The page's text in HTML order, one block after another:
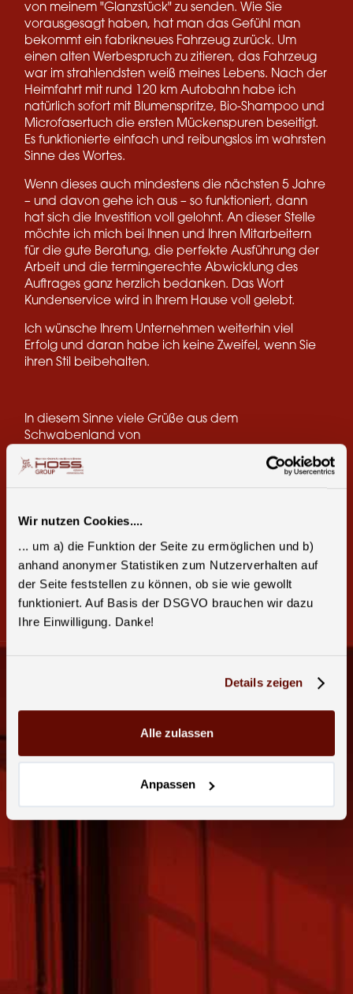
Wir nutzen Cookies....
... um a) die Funktion der Seite zu ermöglichen und b)
anhand anonymer Statistiken zum Nutzerverhalten auf
der Seite feststellen zu können, ob sie wie gewollt
funktioniert. Auf Basis der DSGVO brauchen wir dazu
Ihre Einwilligung. Danke!
Details zeigen
Alle zulassen
Anpassen
von meinem "Glanzstück" zu senden. Wie Sie
vorausgesagt haben, hat man das Gefühl man
bekommt ein fabrikneues Fahrzeug zurück. Um
einen alten Werbespruch zu zitieren, das Fahrzeug
war im strahlendsten weiß meines Lebens. Nach der
Heimfahrt mit rund 120 km Autobahn habe ich
natürlich sofort mit Blumenspritze, Bio-Shampoo und
Microfasertuch die ersten Mückenspuren beseitigt.
Es funktionierte einfach und reibungslos im wahrsten
Sinne des Wortes.
Wenn dieses auch mindestens die nächsten 5 Jahre
– und davon gehe ich aus – so funktioniert, dann
hat sich die Investition voll gelohnt. An dieser Stelle
möchte ich mich bei Ihnen und Ihren Mitarbeitern
für die gute Beratung, die perfekte Ausführung der
Arbeit und die termingerechte Abwicklung des
Auftrages ganz herzlich bedanken. Das Wort
Kundenservice wird in Ihrem Hause voll gelebt.
Ich wünsche Ihrem Unternehmen weiterhin viel
Erfolg und daran habe ich keine Zweifel, wenn Sie
ihren Stil beibehalten.
In diesem Sinne viele Grüße aus dem
Schwabenland von
Hans-Otto Bute.
Teile diese Seite:
Facebook
E-Mail